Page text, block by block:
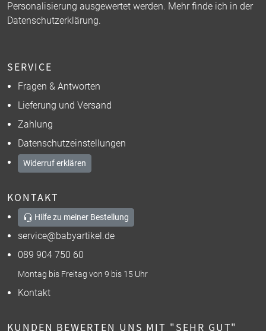
Personalisierung ausgewertet werden. Mehr finde ich in der
Datenschutzerklärung.
SERVICE
Fragen & Antworten
Lieferung und Versand
Zahlung
Datenschutzeinstellungen
Widerruf erklären
KONTAKT
Hilfe zu meiner Bestellung
service@babyartikel.de
089 904 750 60
Montag bis Freitag von 9 bis 15 Uhr
Kontakt
KUNDEN BEWERTEN UNS MIT "SEHR GUT"